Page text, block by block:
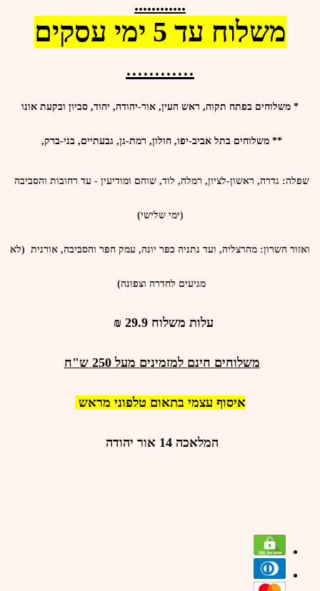
............
משלוח עד 5 ימי עסקים
............
* משלוחים בפתח תקוה, ראש העין, אור-יהודה, יהוד, סביון ובקעת אונו
** משלוחים בתל אביב-יפו, חולון, רמת-גן, גבעתיים, בני-ברק,
שפלה: גדרה, ראשון-לציון, רמלה, לוד, שוהם ומודיעין - עד רחובות והסביבה
(ימי שלישי)
ואזור השרון: מהרצליה, ועד נתניה כפר יונה, עמק חפר והסביבה, אורנית (לא
מגיעים לחדרה וצפונה)
עלות משלוח 29.9 ₪
משלוחים חינם למזמינים מעל250 ש"ח
איסוף עצמי בתאום טלפוני מראש
המלאכה 14 אור יהודה